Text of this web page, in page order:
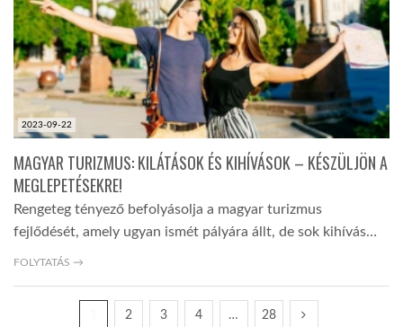
2023-09-22
MAGYAR TURIZMUS: KILÁTÁSOK ÉS KIHÍVÁSOK – KÉSZÜLJÖN A
MEGLEPETÉSEKRE!
Rengeteg tényező befolyásolja a magyar turizmus
fejlődését, amely ugyan ismét pályára állt, de sok kihívás…
FOLYTATÁS →
2 3 4 … 28